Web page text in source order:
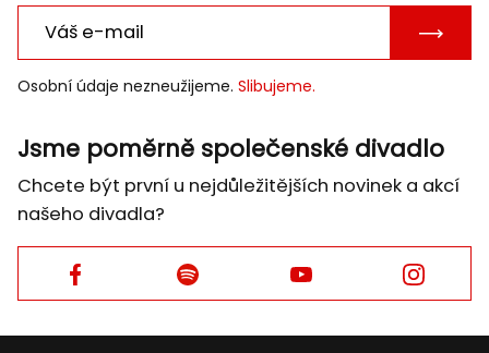
E-
Osobní údaje nezneužijeme. Slibujeme.
Jsme poměrně společenské divadlo
Chcete být první u nejdůležitějších novinek a akcí
našeho divadla?
Facebook Facebook Facebook Facebook